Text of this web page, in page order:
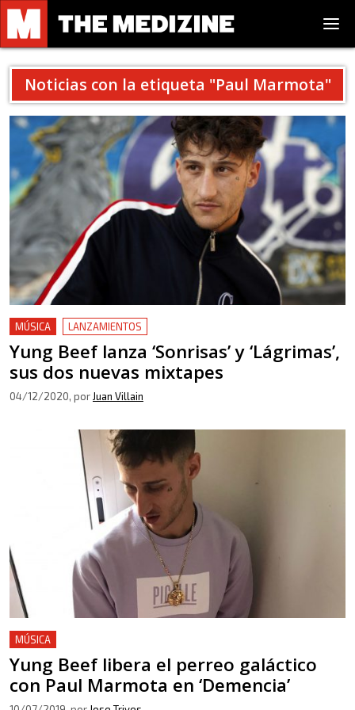
Noticias con la etiqueta "Paul Marmota"
MÚSICA LANZAMIENTOS
Yung Beef lanza ‘Sonrisas’ y ‘Lágrimas’,
sus dos nuevas mixtapes
04/12/2020, por Juan Villain
MÚSICA
Yung Beef libera el perreo galáctico
con Paul Marmota en ‘Demencia’